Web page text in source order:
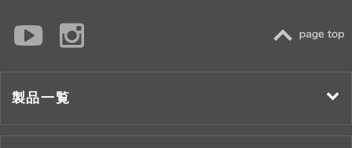
製品一覧